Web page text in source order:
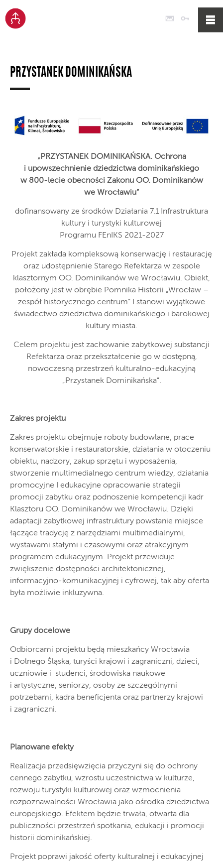
Poczta
PRZYSTANEK DOMINIKAŃSKA
„PRZYSTANEK DOMINIKAŃSKA. Ochrona
i upowszechnienie dziedzictwa dominikańskiego
w 800-lecie obecności Zakonu OO. Dominikanów
we Wrocławiu”
dofinansowany ze środków Działania 7.1 Infrastruktura
kultury i turystyki kulturowej
Programu FEnIKS 2021-2027
Projekt zakłada kompleksową konserwację i restaurację
oraz udostępnienie Starego Refektarza w zespole
klasztornym OO. Dominikanów we Wrocławiu. Obiekt,
położony jest w obrębie Pomnika Historii „Wrocław –
zespół historycznego centrum” I stanowi wyjątkowe
świadectwo dziedzictwa dominikańskiego i barokowej
kultury miasta.
Celem projektu jest zachowanie zabytkowej substancji
Refektarza oraz przekształcenie go w dostępną,
nowoczesną przestrzeń kulturalno-edukacyjną
„Przystanek Dominikańska”.
Zakres projektu
Zakres projektu obejmuje roboty budowlane, prace
konserwatorskie i restauratorskie, działania w otoczeniu
obiektu, nadzory, zakup sprzętu i wyposażenia,
stworzenie multimedialnego centrum wiedzy, działania
promocyjne I edukacyjne opracowanie strategii
promocji zabytku oraz podnoszenie kompetencji kadr
Klasztoru OO. Dominikanów we Wrocławiu. Dzięki
adaptacji zabytkowej infrastruktury powstanie miejsce
łączące tradycję z narzędziami multimedialnymi,
wystawami stałymi i czasowymi oraz atrakcyjnym
programem edukacyjnym. Projekt przewiduje
zwiększenie dostępności architektonicznej,
informacyjno-komunikacyjnej i cyfrowej, tak aby oferta
była możliwie inkluzywna.
Grupy docelowe
Odbiorcami projektu będą mieszkańcy Wrocławia
i Dolnego Śląska, turyści krajowi i zagraniczni, dzieci,
uczniowie i studenci, środowiska naukowe
i artystyczne, seniorzy, osoby ze szczególnymi
potrzebami, kadra beneficjenta oraz partnerzy krajowi
i zagraniczni.
Planowane efekty
Realizacja przedsięwzięcia przyczyni się do ochrony
cennego zabytku, wzrostu uczestnictwa w kulturze,
rozwoju turystyki kulturowej oraz wzmocnienia
rozpoznawalności Wrocławia jako ośrodka dziedzictwa
europejskiego. Efektem będzie trwała, otwarta dla
publiczności przestrzeń spotkania, edukacji i promocji
historii dominikańskiej.
Projekt poprawi jakość oferty kulturalnej i edukacyjnej